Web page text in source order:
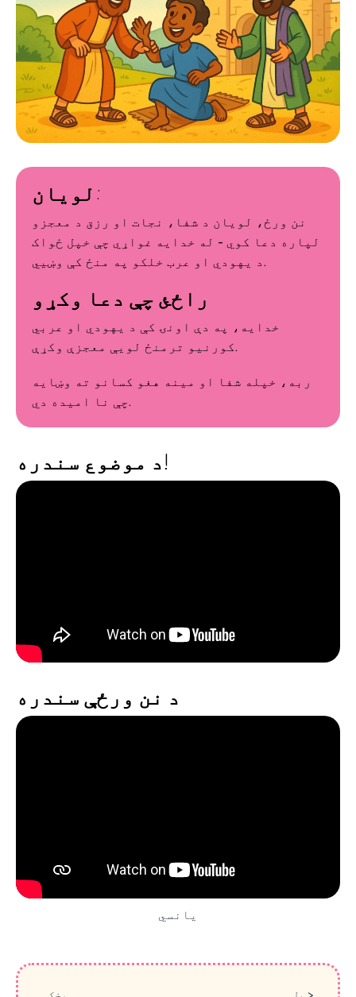
لویان:
نن ورځ، لویان د شفا، نجات او رزق د معجزو
لپاره دعا کوي - له خدایه غواړي چې خپل ځواک
د یهودي او عرب خلکو په منځ کې وښيي.
راځئ چې دعا وکړو
خدایه، په دې اونۍ کې د یهودي او عربي
کورنیو ترمنځ لویې معجزې وکړې.
ربه، خپله شفا او مینه هغو کسانو ته وښایه
چې نا امیده دي.
د موضوع سندره!
د نن ورځې سندره
یانسي